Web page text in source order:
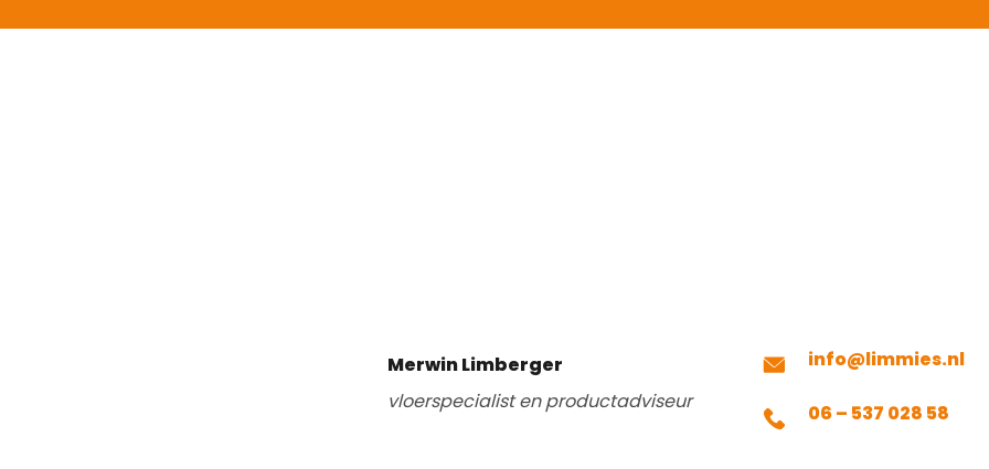
Merwin Limberger
vloerspecialist en productadviseur
info@limmies.nl
06 – 537 028 58